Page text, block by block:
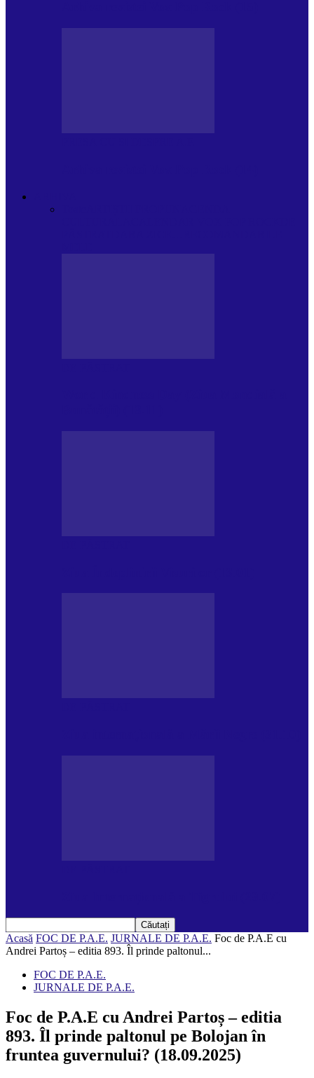
Acasă FOC DE P.A.E. JURNALE DE P.A.E. Foc de P.A.E cu
Andrei Partoș – editia 893. Îl prinde paltonul...
FOC DE P.A.E.
JURNALE DE P.A.E.
Foc de P.A.E cu Andrei Partoș – editia
893. Îl prinde paltonul pe Bolojan în
fruntea guvernului? (18.09.2025)